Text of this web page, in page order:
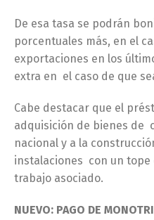
De esa tasa se podrán
porcentuales más, en el
exportaciones en los
extra en el caso de que
Cabe destacar que el
adquisición de bienes de
nacional y a la
instalaciones con un tope
trabajo asociado.
NUEVO: PAGO DE